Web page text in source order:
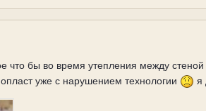
что бы во время утепления между
уже с нарушением технологии я